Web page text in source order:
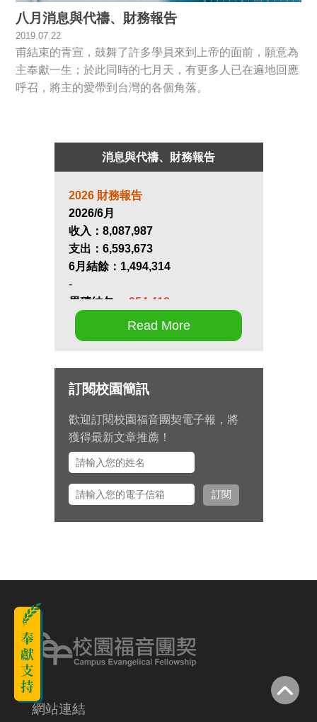
消息與代禱、財務報告
2026 財務報告
2026/6月
收入：8,087,987
支出：6,593,673
6月結餘： 1,494,314
-
累積結欠：
-254,418
第十七屆畢業生同行營將於九月 11
告。
九月 15 日至十月 2 日期間，總幹
事左心泰牧師將與團契部主任陳怡
安傳道、大學事工組主任田正平傳
之友並舉辦校園之友會，願主看顧
Read More
訂閱校園簡訊
歡迎訂閱校園福音團契電子報，將
獲得最新文章推薦！
訂閱
八月消息與代禱、財務報告
2019.07.22
甫結束的青宣，鼓舞了許多學員來到上帝的面前，願意為
主奉獻一生；於此同時的七月天，有更多人已在遍地回應
呼召，將主的愛帶到台灣的各個角落。
網站連結